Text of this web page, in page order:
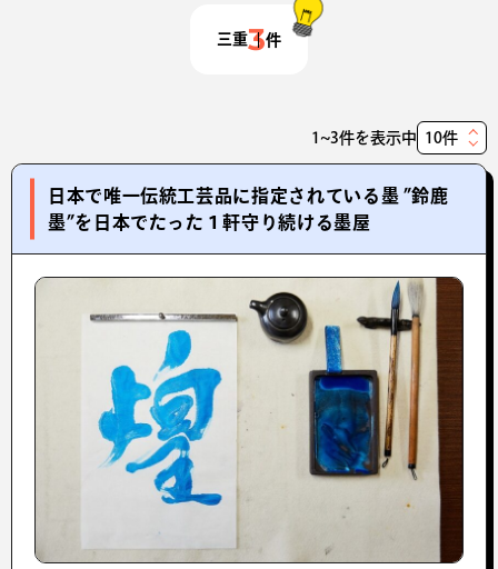
三重3件
1~3件を表示中
表
件
日本で唯一伝統工芸品に指定されている墨 ”鈴鹿
墨”を日本でたった１軒守り続ける墨屋